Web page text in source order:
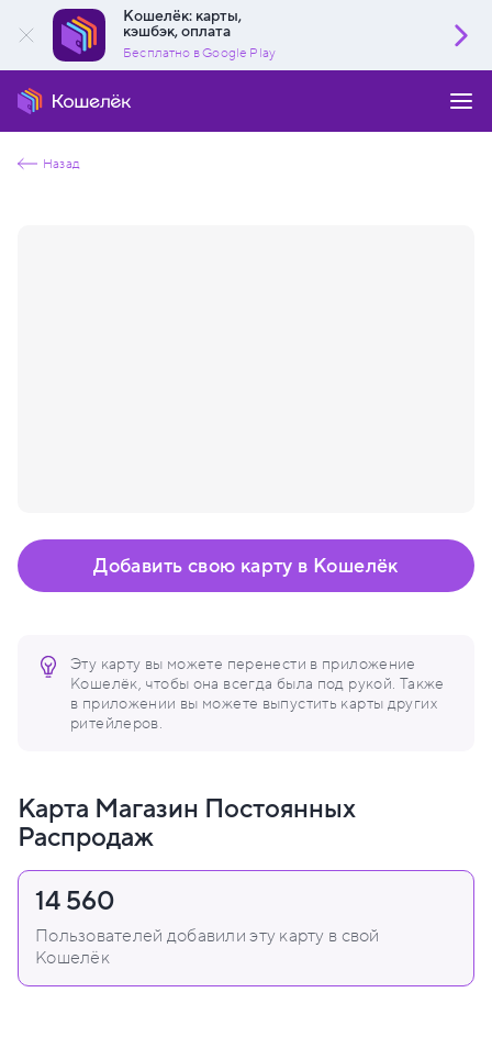
Кошелёк: карты,
кэшбэк, оплата
Бесплатно в Google Play
Назад
Эту карту вы можете перенести в приложение
Кошелёк, чтобы она всегда была под рукой. Также
в приложении вы можете выпустить карты других
ритейлеров.
Добавить свою карту в Кошелёк
Карта Магазин Постоянных
Распродаж
14 560
Пользователей добавили эту карту в свой
Кошелёк